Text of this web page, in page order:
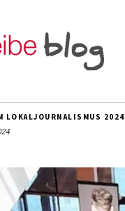
LOKALJOURNALISMUS 2024